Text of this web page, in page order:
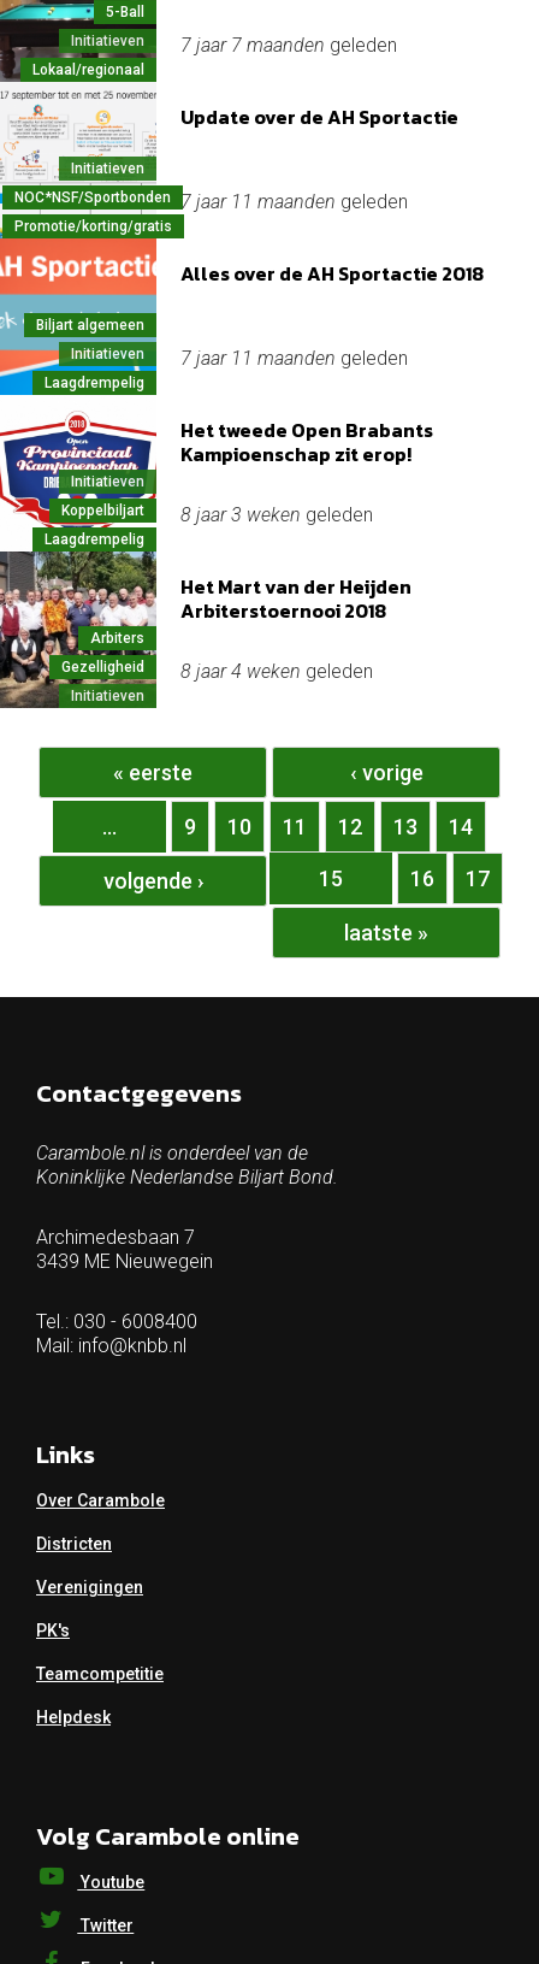
5-Ball
Initiatieven
Lokaal/regionaal
7 jaar 7 maanden geleden
Initiatieven
NOC*NSF/Sportbonden
Promotie/korting/gratis
Update over de AH Sportactie
7 jaar 11 maanden geleden
Biljart algemeen
Initiatieven
Laagdrempelig
Alles over de AH Sportactie 2018
7 jaar 11 maanden geleden
Initiatieven
Koppelbiljart
Laagdrempelig
Het tweede Open Brabants
Kampioenschap zit erop!
8 jaar 3 weken geleden
Arbiters
Gezelligheid
Initiatieven
Het Mart van der Heijden
Arbiterstoernooi 2018
8 jaar 4 weken geleden
Pagina's
« eerste ‹ vorige
… 9 10 11 12 13 14
15 16 17
volgende ›
laatste »
Contactgegevens
Carambole.nl is onderdeel van de
Koninklijke Nederlandse Biljart Bond.
Archimedesbaan 7
3439 ME Nieuwegein
Tel.: 030 - 6008400
Mail: info@knbb.nl
Links
Over Carambole
Districten
Verenigingen
PK's
Teamcompetitie
Helpdesk
Volg Carambole online
Youtube
Twitter